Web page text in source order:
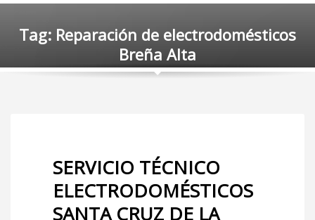
Tag: Reparación de electrodomésticos
Breña Alta
SERVICIO TÉCNICO
ELECTRODOMÉSTICOS
SANTA CRUZ DE LA